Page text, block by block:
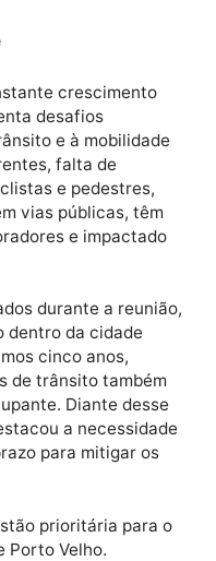
de Trânsito
trânsito de Porto
crescimento
desafios
falta de
ciclistas e pedestres,
em vias públicas, têm
e impactado
durante a
cinco anos,
de trânsito também